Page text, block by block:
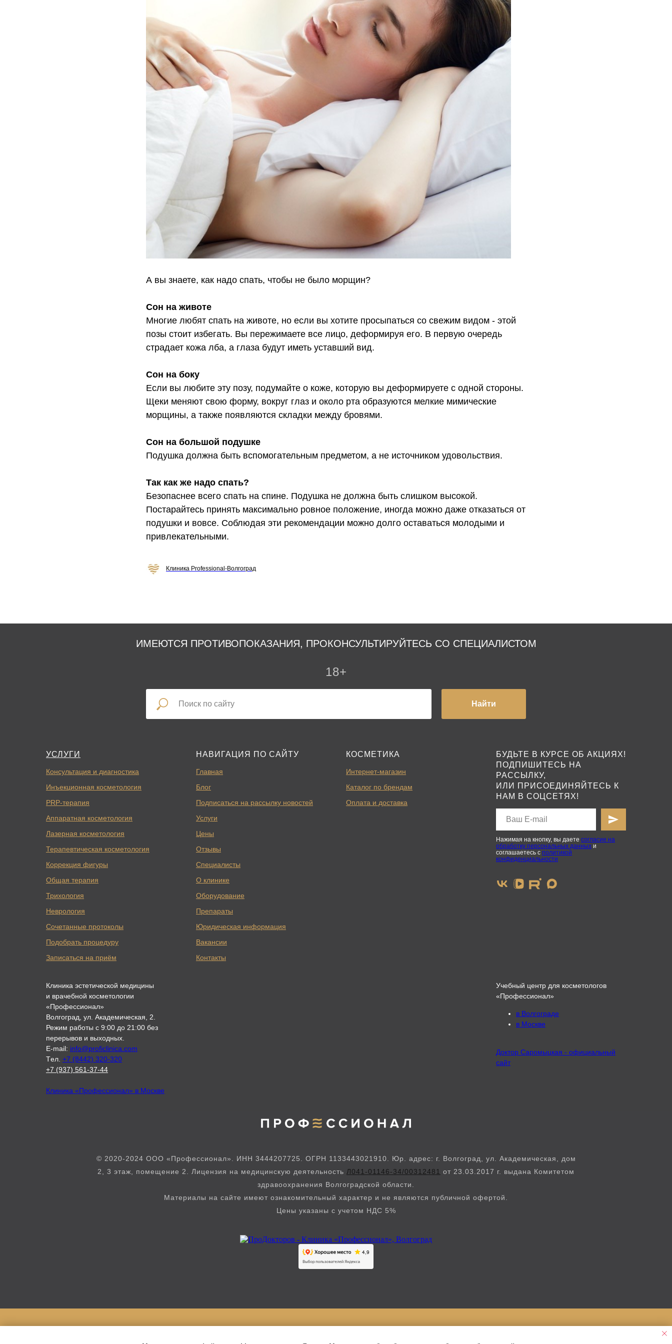
А вы знаете, как надо спать, чтобы не было морщин?
Сон на животе
Многие любят спать на животе, но если вы хотите просыпаться со свежим видом - этой
позы стоит избегать. Вы пережимаете все лицо, деформируя его. В первую очередь
страдает кожа лба, а глаза будут иметь уставший вид.
Сон на боку
Если вы любите эту позу, подумайте о коже, которую вы деформируете с одной стороны.
Щеки меняют свою форму, вокруг глаз и около рта образуются мелкие мимические
морщины, а также появляются складки между бровями.
Сон на большой подушке
Подушка должна быть вспомогательным предметом, а не источником удовольствия.
Так как же надо спать?
Безопаснее всего спать на спине. Подушка не должна быть слишком высокой.
Постарайтесь принять максимально ровное положение, иногда можно даже отказаться от
подушки и вовсе. Соблюдая эти рекомендации можно долго оставаться молодыми и
привлекательными.
Клиника Professional-Волгоград
ИМЕЮТСЯ ПРОТИВОПОКАЗАНИЯ, ПРОКОНСУЛЬТИРУЙТЕСЬ СО СПЕЦИАЛИСТОМ
18+
Найти
УСЛУГИ
Консультация и диагностика
Инъекционная косметология
PRP-терапия
Аппаратная косметология
Лазерная косметология
Терапевтическая косметология
Коррекция фигуры
Общая терапия
Трихология
Неврология
Сочетанные протоколы
Подобрать процедуру
Записаться на приём
НАВИГАЦИЯ ПО САЙТУ
Главная
Блог
Подписаться на рассылку новостей
Услуги
Цены
Отзывы
Специалисты
О клинике
Оборудование
Препараты
Юридическая информация
Вакансии
Контакты
КОСМЕТИКА
Интернет-магазин
Каталог по брендам
Оплата и доставка
БУДЬТЕ В КУРСЕ ОБ АКЦИЯХ!
ПОДПИШИТЕСЬ НА
РАССЫЛКУ,
ИЛИ ПРИСОЕДИНЯЙТЕСЬ К
НАМ В СОЦСЕТЯХ!
Нажимая на кнопку, вы даете согласие на
обработку персональных данных и
соглашаетесь с политикой
конфиденциальности
Клиника эстетической медицины
и врачебной косметологии
«Профессионал»
Волгоград, ул. Академическая, 2.
Режим работы с 9:00 до 21:00 без
перерывов и выходных.
E-mail: info@proficlinica.com
Tел. +7 (8442) 320-320
+7 (937) 561-37-44
Клиника «Профессионал» в Москве
Учебный центр для косметологов
«Профессионал»
в Волгограде
в Москве
Доктор Саромыцкая - официальный
сайт
© 2020-2024 ООО «Профессионал». ИНН 3444207725. ОГРН 1133443021910. Юр. адрес: г. Волгоград, ул. Академическая, дом
2, 3 этаж, помещение 2. Лицензия на медицинскую деятельность Л041-01146-34/00312481 от 23.03.2017 г. выдана Комитетом
здравоохранения Волгоградской области.
Материалы на сайте имеют ознакомительный характер и не являются публичной офертой.
Цены указаны с учетом НДС 5%